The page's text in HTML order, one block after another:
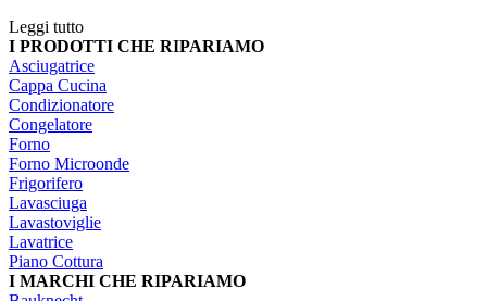
Leggi tutto
I PRODOTTI CHE RIPARIAMO
Asciugatrice
Cappa Cucina
Condizionatore
Congelatore
Forno
Forno Microonde
Frigorifero
Lavasciuga
Lavastoviglie
Lavatrice
Piano Cottura
I MARCHI CHE RIPARIAMO